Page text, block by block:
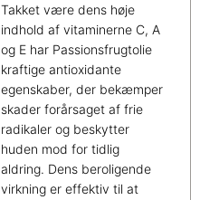
Takket være dens høje
indhold af vitaminerne C, A
og E har Passionsfrugtolie
kraftige antioxidante
egenskaber, der bekæmper
skader forårsaget af frie
radikaler og beskytter
huden mod for tidlig
aldring. Dens beroligende
virkning er effektiv til at